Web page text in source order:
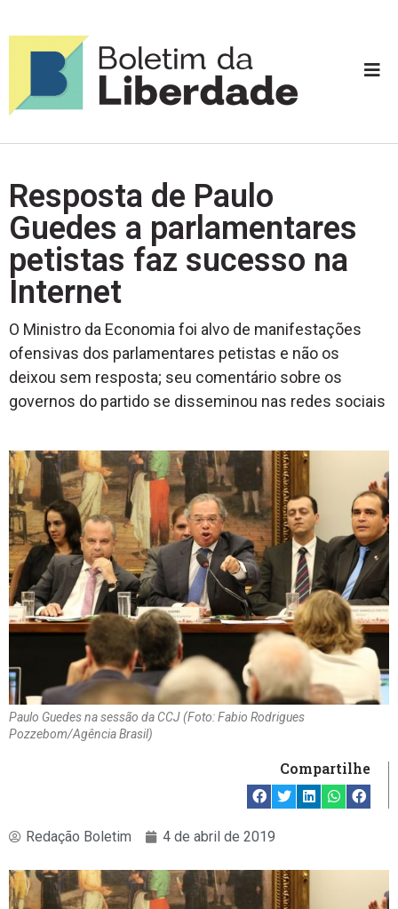
Resposta de Paulo
Guedes a parlamentares
petistas faz sucesso na
Internet
O Ministro da Economia foi alvo de manifestações
ofensivas dos parlamentares petistas e não os
deixou sem resposta; seu comentário sobre os
governos do partido se disseminou nas redes sociais
Paulo Guedes na sessão da CCJ (Foto: Fabio Rodrigues
Pozzebom/Agência Brasil)
Compartilhe
Redação Boletim 4 de abril de 2019